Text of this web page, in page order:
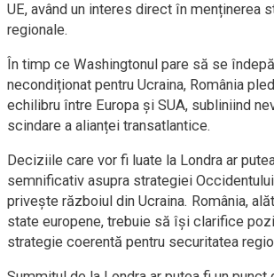
UE, având un interes direct în menținerea
regionale.
În timp ce Washingtonul pare să se
necondiționat pentru Ucraina, România
echilibru între Europa și SUA, subliniind
scindare a alianței transatlantice.
Deciziile care vor fi luate la Londra ar
semnificativ asupra strategiei
privește războiul din Ucraina. România,
state europene, trebuie să își clarifice
strategie coerentă pentru securitatea